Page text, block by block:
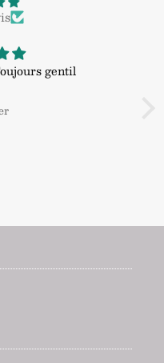
gentil